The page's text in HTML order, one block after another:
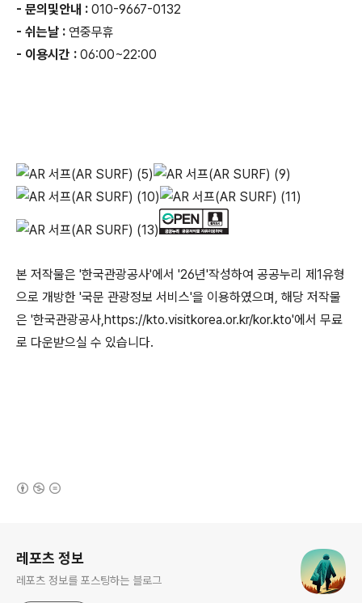
- 문의및안내 : 010-9667-0132
- 쉬는날 : 연중무휴
- 이용시간 : 06:00~22:00
본 저작물은 '한국관광공사'에서 '26년'작성하여 공공누리 제1유형
으로 개방한 '국문 관광정보 서비스'을 이용하였으며, 해당 저작물
은 '한국관광공사,https://kto.visitkorea.or.kr/kor.kto'에서 무료
로 다운받으실 수 있습니다.
레포츠 정보
레포츠 정보를 포스팅하는 블로그